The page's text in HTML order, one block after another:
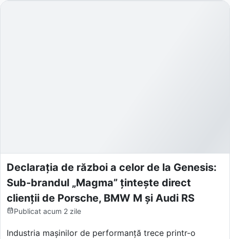
Declarația de război a celor de la Genesis:
Sub-brandul „Magma” țintește direct
clienții de Porsche, BMW M și Audi RS
Publicat acum 2 zile
Industria mașinilor de performanță trece printr-o